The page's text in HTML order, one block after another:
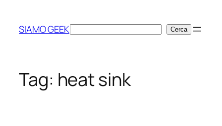
contenuto
SIAMO GEEKCerca Cerca
Tag: heat sink